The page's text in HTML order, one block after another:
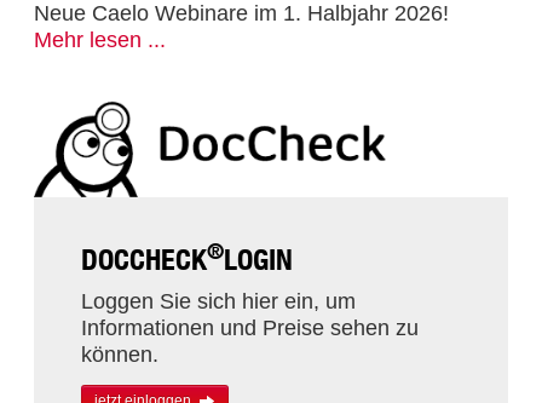
Neue Caelo Webinare im 1. Halbjahr 2026!
Mehr lesen ...
DOCCHECK®LOGIN
Loggen Sie sich hier ein, um
Informationen und Preise sehen zu
können.